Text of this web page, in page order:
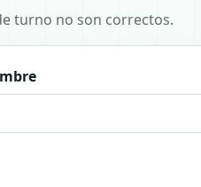
turno no son correctos.